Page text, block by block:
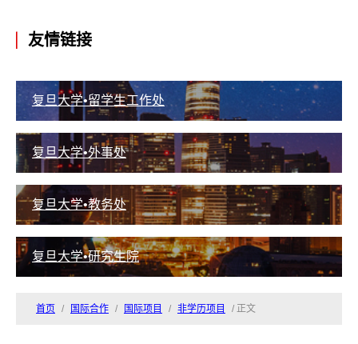
友情链接
复旦大学•留学生工作处
复旦大学•外事处
复旦大学•教务处
复旦大学•研究生院
首页 / 国际合作 / 国际项目 / 非学历项目 / 正文